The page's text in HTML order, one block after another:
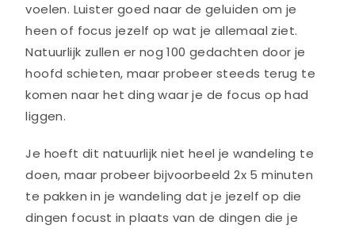
voelen. Luister goed naar de geluiden om je
heen of focus jezelf op wat je allemaal ziet.
Natuurlijk zullen er nog 100 gedachten door je
hoofd schieten, maar probeer steeds terug te
komen naar het ding waar je de focus op had
liggen.
Je hoeft dit natuurlijk niet heel je wandeling te
doen, maar probeer bijvoorbeeld 2x 5 minuten
te pakken in je wandeling dat je jezelf op die
dingen focust in plaats van de dingen die je